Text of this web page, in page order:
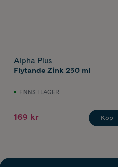
Alpha Plus
Flytande Zink 250 ml
FINNS I LAGER
169 kr Köp